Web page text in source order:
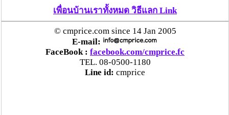
เพื่อนบ้านเราทั้งหมด วิธีแลก Link
© cmprice.com since 14 Jan 2005
E-mail:
FaceBook : facebook.com/cmprice.fc
TEL. 08-0500-1180
Line id: cmprice